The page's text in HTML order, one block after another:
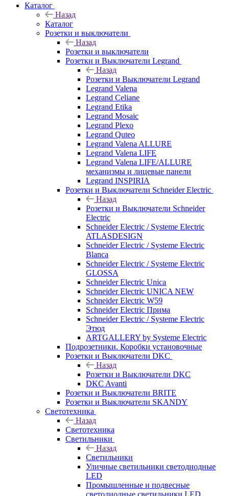
Каталог
Назад
Каталог
Розетки и выключатели
Назад
Розетки и выключатели
Розетки и Выключатели Legrand
Назад
Розетки и Выключатели Legrand
Legrand Valena
Legrand Celiane
Legrand Etika
Legrand Mosaic
Legrand Plexo
Legrand Quteo
Legrand Valena ALLURE
Legrand Valena LIFE
Legrand Valena LIFE/ALLURE
механизмы и лицевые панели
Legrand INSPIRIA
Розетки и Выключатели Schneider Electric
Назад
Розетки и Выключатели Schneider
Electric
Schneider Electric / Systeme Electric
ATLASDESIGN
Schneider Electric / Systeme Electric
Blanca
Schneider Electric / Systeme Electric
GLOSSA
Schneider Electric Unica
Schneider Electric UNICA NEW
Schneider Electric W59
Schneider Electric Прима
Schneider Electric / Systeme Electric
Этюд
ARTGALLERY by Systeme Electric
Подрозетники. Коробки установочные
Розетки и Выключатели DKC
Назад
Розетки и Выключатели DKC
DKC Avanti
Розетки и Выключатели BRITE
Розетки и Выключатели SKANDY
Светотехника
Назад
Светотехника
Светильники
Назад
Светильники
Уличные светильники светодиодные
LED
Промышленные и подвесные
светодиодные светильники LED